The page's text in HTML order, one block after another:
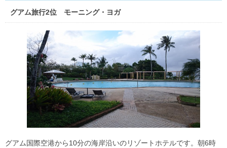
グアム旅行2位 モーニング・ヨガ
グアム国際空港から10分の海岸沿いのリゾートホテルです。朝6時